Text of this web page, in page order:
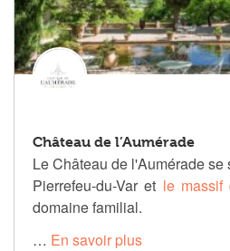
Château de l’Aumérade
Le Château de l'Aumérade
Pierrefeu-du-Var et le massif
domaine familial.
… En savoir plus